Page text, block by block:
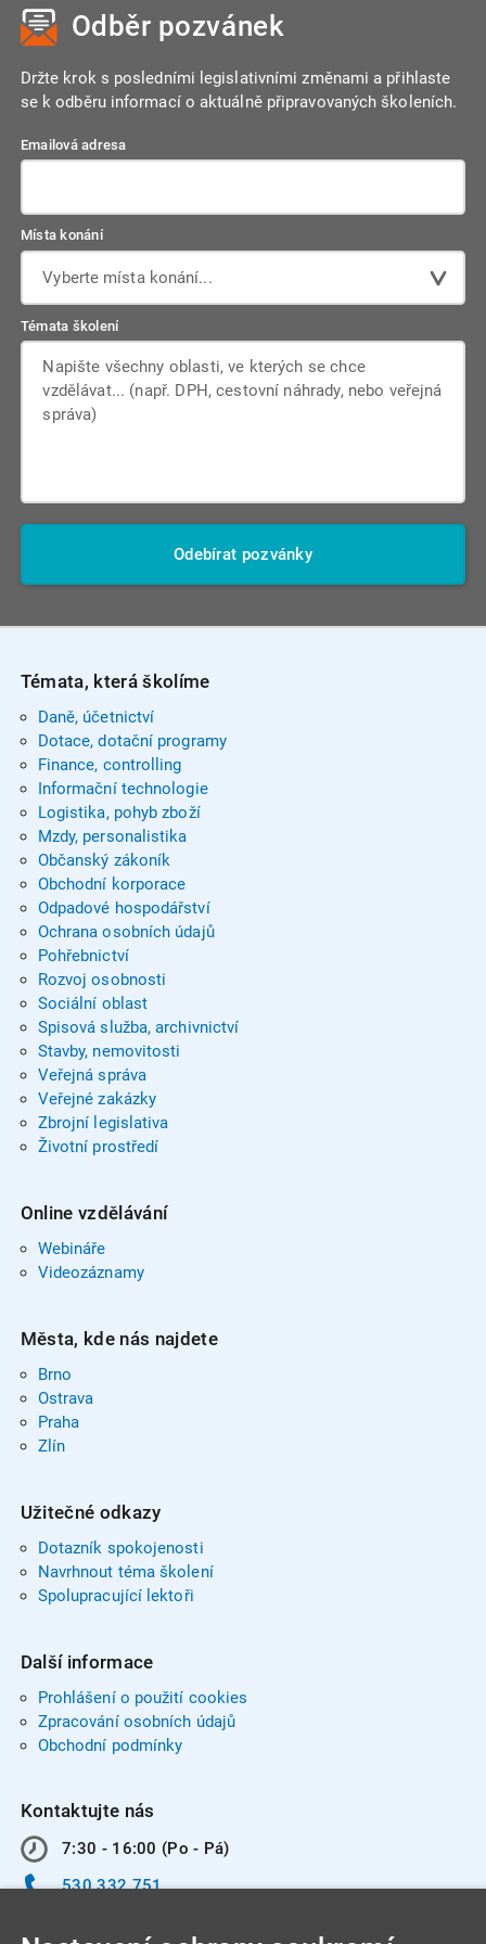
Odběr pozvánek
Držte krok s posledními legislativními změnami a přihlaste
se k odběru informací o aktuálně připravovaných školeních.
Emailová adresa
Místa konání
Vyberte místa konání...
Témata školení
Odebírat pozvánky
Témata, která školíme
Daně, účetnictví
Dotace, dotační programy
Finance, controlling
Informační technologie
Logistika, pohyb zboží
Mzdy, personalistika
Občanský zákoník
Obchodní korporace
Odpadové hospodářství
Ochrana osobních údajů
Pohřebnictví
Rozvoj osobnosti
Sociální oblast
Spisová služba, archivnictví
Stavby, nemovitosti
Veřejná správa
Veřejné zakázky
Zbrojní legislativa
Životní prostředí
Online vzdělávání
Webináře
Videozáznamy
Města, kde nás najdete
Brno
Ostrava
Praha
Zlín
Užitečné odkazy
Dotazník spokojenosti
Navrhnout téma školení
Spolupracující lektoři
Další informace
Prohlášení o použití cookies
Zpracování osobních údajů
Obchodní podmínky
Kontaktujte nás
7:30 - 16:00 (Po - Pá)
530 332 751